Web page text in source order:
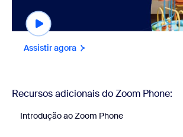
Assistir agora
Recursos adicionais do Zoom Phone:
Introdução ao Zoom Phone